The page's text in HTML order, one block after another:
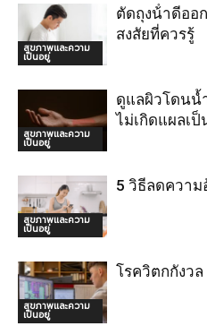
สุขภาพและความ
เป็นอยู่
ตัดถุงน้ําดีออ
สงสัยที่ควรรู้
สุขภาพและความ
เป็นอยู่
ดูแลผิวโดนน้
ไม่เกิดแผลเป็
สุขภาพและความ
เป็นอยู่
5 วิธีลดควา
สุขภาพและความ
เป็นอยู่
โรควิตกกังว